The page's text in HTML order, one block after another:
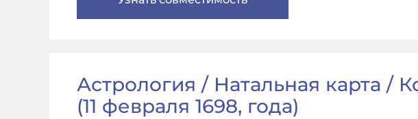
Астрология / Натальная карта /
(11 февраля 1698, года)